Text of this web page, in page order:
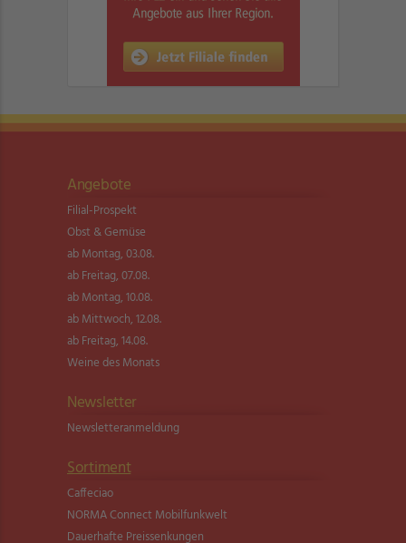
Angebote
Filial-Prospekt
Obst & Gemüse
ab Montag, 03.08.
ab Freitag, 07.08.
ab Montag, 10.08.
ab Mittwoch, 12.08.
ab Freitag, 14.08.
Weine des Monats
Newsletter
Newsletter­anmeldung
Sortiment
Caffeciao
NORMA Connect Mobilfunkwelt
Dauerhafte Preissenkungen